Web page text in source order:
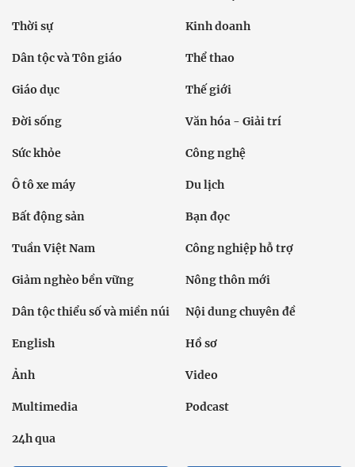
Thời sự Kinh doanh
Dân tộc và Tôn giáo Thể thao
Giáo dục Thế giới
Đời sống Văn hóa - Giải trí
Sức khỏe Công nghệ
Ô tô xe máy Du lịch
Bất động sản Bạn đọc
Tuần Việt Nam Công nghiệp hỗ trợ
Giảm nghèo bền vững Nông thôn mới
Dân tộc thiểu số và miền núi Nội dung chuyên đề
English Hồ sơ
Ảnh Video
Multimedia Podcast
24h qua